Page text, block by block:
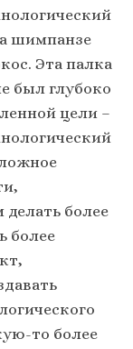
шимпанзе
Эта палка
был глубоко
цели –
более
более
то более